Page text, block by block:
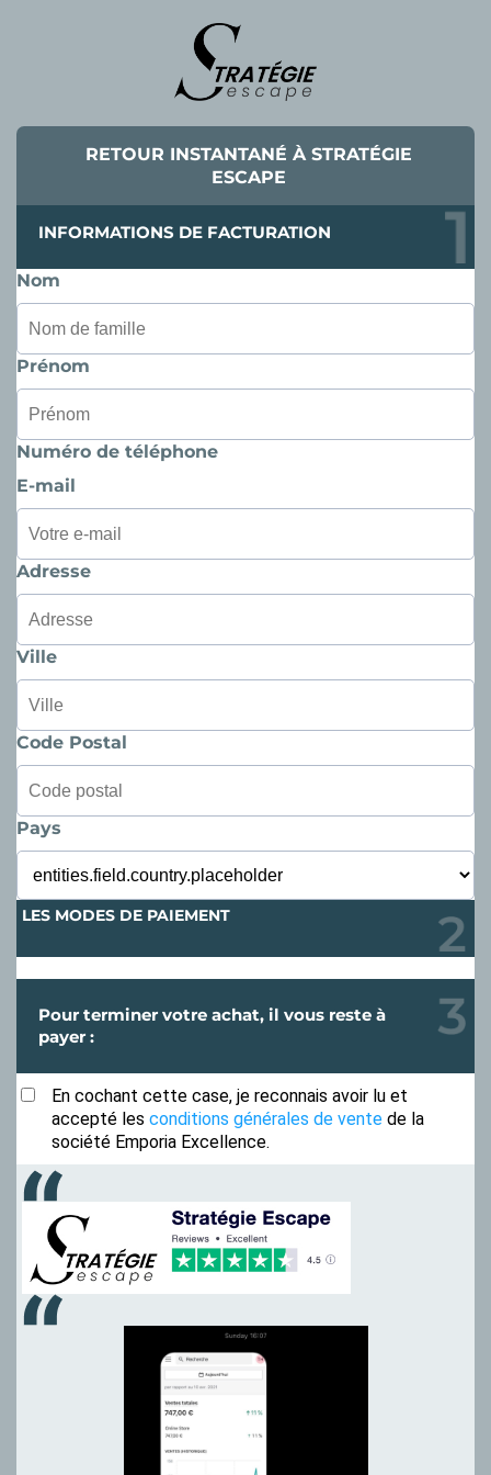
RETOUR INSTANTANÉ À STRATÉGIE
ESCAPE
INFORMATIONS DE FACTURATION
Nom
Prénom
Numéro de téléphone
E-mail
Adresse
Ville
Code Postal
Pays
LES MODES DE PAIEMENT
Pour terminer votre achat, il vous reste à
payer :
En cochant cette case, je reconnais avoir lu et
accepté les conditions générales de vente de la
société Emporia Excellence.